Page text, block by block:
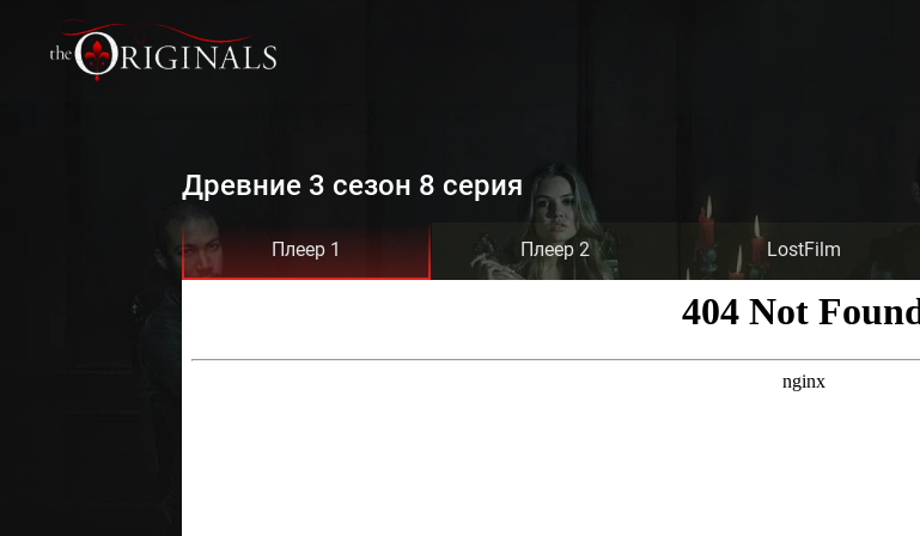
Древние 3 сезон 8 серия
Плеер 1 Плеер 2 LostFilm